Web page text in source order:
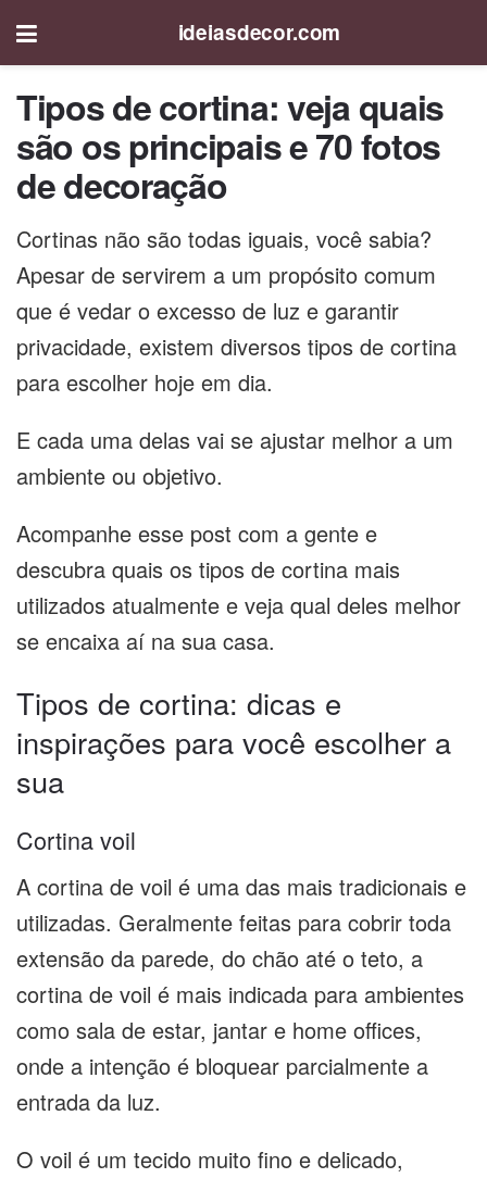
ideiasdecor.com
Tipos de cortina: veja quais
são os principais e 70 fotos
de decoração
Cortinas não são todas iguais, você sabia?
Apesar de servirem a um propósito comum
que é vedar o excesso de luz e garantir
privacidade, existem diversos tipos de cortina
para escolher hoje em dia.
E cada uma delas vai se ajustar melhor a um
ambiente ou objetivo.
Acompanhe esse post com a gente e
descubra quais os tipos de cortina mais
utilizados atualmente e veja qual deles melhor
se encaixa aí na sua casa.
Tipos de cortina: dicas e
inspirações para você escolher a
sua
Cortina voil
A cortina de voil é uma das mais tradicionais e
utilizadas. Geralmente feitas para cobrir toda
extensão da parede, do chão até o teto, a
cortina de voil é mais indicada para ambientes
como sala de estar, jantar e home offices,
onde a intenção é bloquear parcialmente a
entrada da luz.
O voil é um tecido muito fino e delicado,